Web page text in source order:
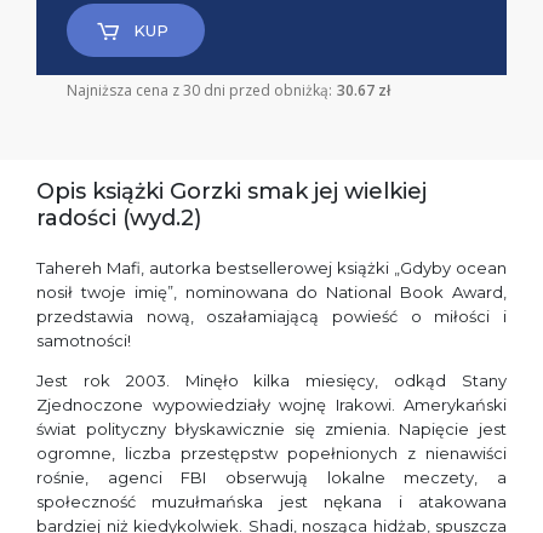
KUP
Najniższa cena z 30 dni przed obniżką: 30.67 zł
Opis książki Gorzki smak jej wielkiej
radości (wyd.2)
Tahereh Mafi, autorka bestsellerowej książki „Gdyby ocean
nosił twoje imię”, nominowana do National Book Award,
przedstawia nową, oszałamiającą powieść o miłości i
samotności!
Jest rok 2003. Minęło kilka miesięcy, odkąd Stany
Zjednoczone wypowiedziały wojnę Irakowi. Amerykański
świat polityczny błyskawicznie się zmienia. Napięcie jest
ogromne, liczba przestępstw popełnionych z nienawiści
rośnie, agenci FBI obserwują lokalne meczety, a
społeczność muzułmańska jest nękana i atakowana
bardziej niż kiedykolwiek. Shadi, nosząca hidżab, spuszcza